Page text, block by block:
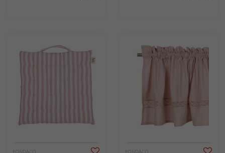
FONDACO FONDACO